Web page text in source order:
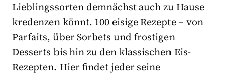
Lieblingssorten demnächst auch zu Hause
kredenzen könnt. 100 eisige Rezepte – von
Parfaits, über Sorbets und frostigen
Desserts bis hin zu den klassischen Eis-
Rezepten. Hier findet jeder seine